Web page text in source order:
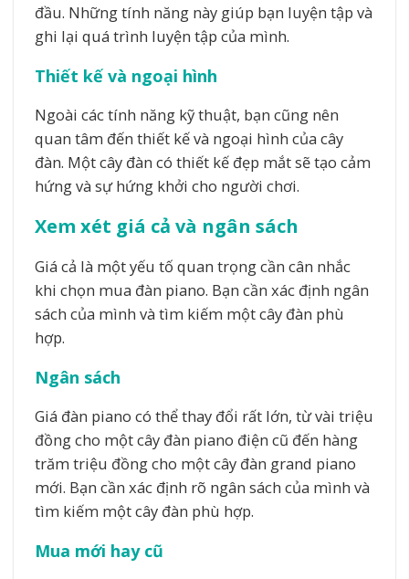
đầu. Những tính năng này giúp bạn luyện tập và
ghi lại quá trình luyện tập của mình.
Thiết kế và ngoại hình
Ngoài các tính năng kỹ thuật, bạn cũng nên
quan tâm đến thiết kế và ngoại hình của cây
đàn. Một cây đàn có thiết kế đẹp mắt sẽ tạo cảm
hứng và sự hứng khởi cho người chơi.
Xem xét giá cả và ngân sách
Giá cả là một yếu tố quan trọng cần cân nhắc
khi chọn mua đàn piano. Bạn cần xác định ngân
sách của mình và tìm kiếm một cây đàn phù
hợp.
Ngân sách
Giá đàn piano có thể thay đổi rất lớn, từ vài triệu
đồng cho một cây đàn piano điện cũ đến hàng
trăm triệu đồng cho một cây đàn grand piano
mới. Bạn cần xác định rõ ngân sách của mình và
tìm kiếm một cây đàn phù hợp.
Mua mới hay cũ